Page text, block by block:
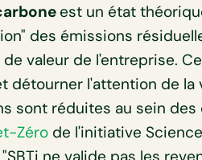
est un état
des émissions
de valeur de l'entreprise.
détourner l'attention de la
sont réduites au sein
Zérode l'initiative